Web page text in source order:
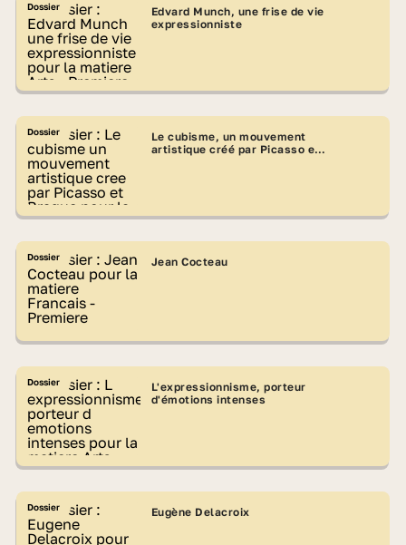
Dossier
Edvard Munch, une frise de vie
expressionniste
Dossier
Le cubisme, un mouvement
artistique créé par Picasso et
Dossier Jean Cocteau
Dossier
L'expressionnisme, porteur
d'émotions intenses
Dossier Eugène Delacroix